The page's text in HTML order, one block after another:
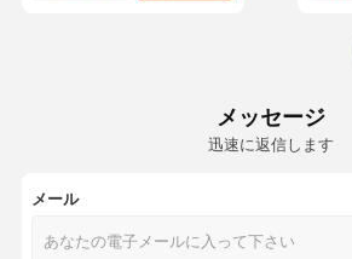
メッセージ
迅速に返信します
メール